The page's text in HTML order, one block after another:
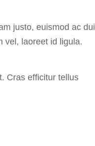
justo, euismod ac dui
vel, laoreet id ligula.
Cras efficitur tellus